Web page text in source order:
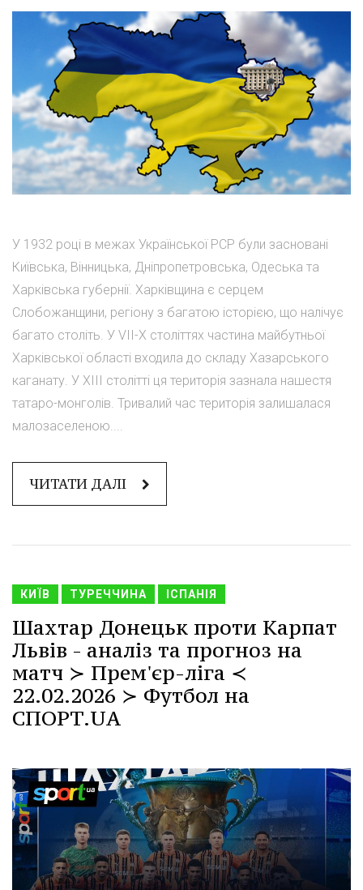
У 1932 році в межах Української РСР були засновані
Київська, Вінницька, Дніпропетровська, Одеська та
Харківська губернії. Харківщина є серцем
Слобожанщини, регіону з багатою історією, що налічує
багато століть. У VII-X століттях частина майбутньої
Харківської області входила до складу Хазарського
каганату. У XIII столітті ця територія зазнала нашестя
татаро-монголів. Тривалий час територія залишалася
малозаселеною....
ЧИТАТИ ДАЛІ
КИЇВ ТУРЕЧЧИНА ІСПАНІЯ
Шахтар Донецьк проти Карпат
Львів - аналіз та прогноз на
матч ≻ Прем'єр-ліга ≺
22.02.2026 ≻ Футбол на
СПОРТ.UA